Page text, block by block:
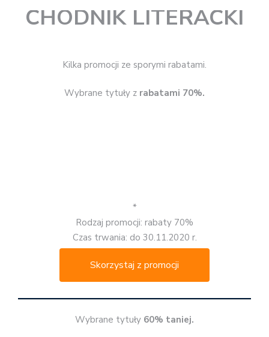
CHODNIK LITERACKI
Kilka promocji ze sporymi rabatami.
Wybrane tytuły z rabatami 70%.
Skorzystaj z promocji
Rodzaj promocji: rabaty 60%